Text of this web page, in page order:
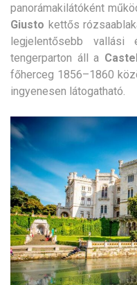
panorámakilátóként
Giusto kettős
legjelentősebb
tengerparton áll a
főherceg 1856–1860
ingyenesen látogatható.